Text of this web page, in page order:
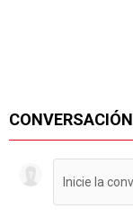
CONVERSACIÓN